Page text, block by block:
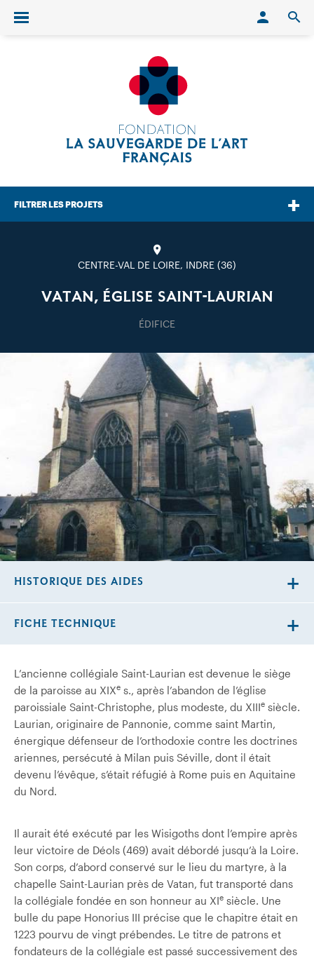
Ouvrir/fermer le menu
FILTRER LES PROJETS
CENTRE-VAL DE LOIRE, INDRE (36)
VATAN, ÉGLISE SAINT-LAURIAN
ÉDIFICE
L’ancienne collégiale Saint-Laurian est devenue le siège
de la paroisse au XIXe s., après l’abandon de l’église
paroissiale Saint-Christophe, plus modeste, du XIIIe siècle.
Laurian, originaire de Pannonie, comme saint Martin,
énergique défenseur de l’orthodoxie contre les doctrines
ariennes, persécuté à Milan puis Séville, dont il était
devenu l’évêque, s’était réfugié à Rome puis en Aquitaine
du Nord.
Il aurait été exécuté par les Wisigoths dont l’empire après
leur victoire de Déols (469) avait débordé jusqu’à la Loire.
Son corps, d’abord conservé sur le lieu du martyre, à la
chapelle Saint-Laurian près de Vatan, fut transporté dans
la collégiale fondée en son honneur au XIe siècle. Une
bulle du pape Honorius III précise que le chapitre était en
1223 pourvu de vingt prébendes. Le titre de patrons et
fondateurs de la collégiale est passé successivement des
HISTORIQUE DES AIDES
FICHE TECHNIQUE